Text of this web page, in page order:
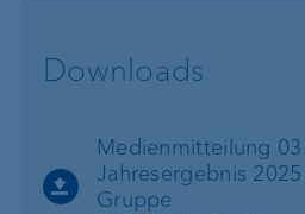
Downloads
Medienmitteilung
Jahresergebnis 2025
Gruppe